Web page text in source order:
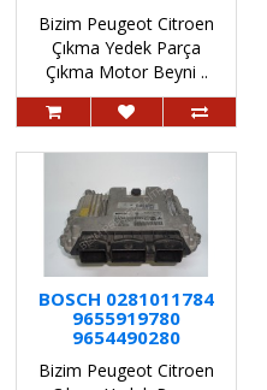
Bizim Peugeot Citroen
Çıkma Yedek Parça
Çıkma Motor Beyni ..
BOSCH 0281011784
9655919780
9654490280
Bizim Peugeot Citroen